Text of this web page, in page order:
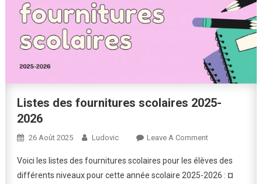
Listes des fournitures scolaires 2025-
2026
26 Août 2025 Ludovic Leave A CommentOn
Des
Fournitures
Voici les listes des fournitures scolaires pour les élèves des
différents niveaux pour cette année scolaire 2025-2026 : ¤